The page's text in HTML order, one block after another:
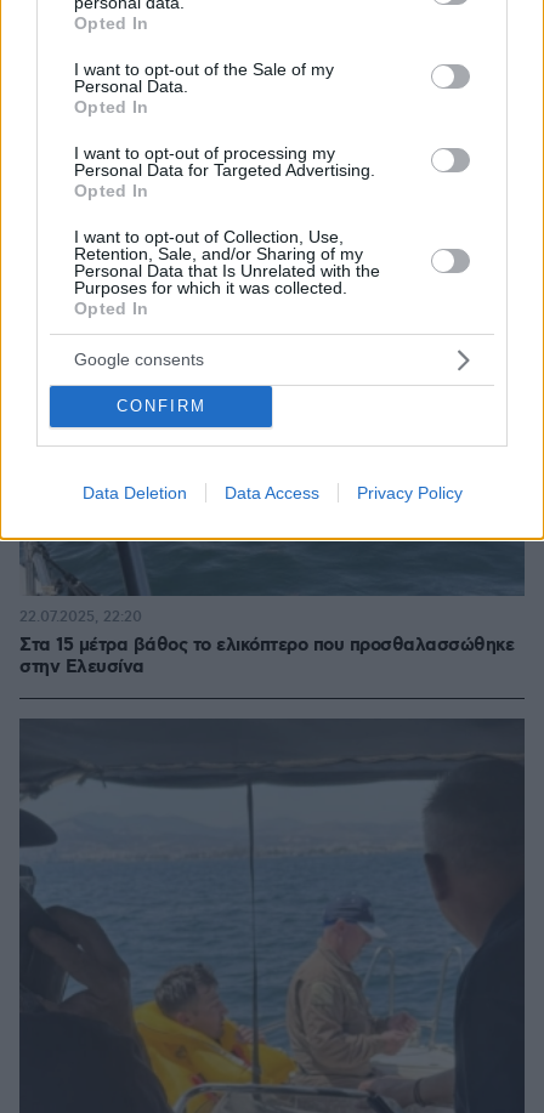
grant or deny consent to Google and its third-party tags to
use your data for below specified purposes in below Google
consent section.
Opted In
I want to opt-out of the Sale of my
Personal Data.
Opted In
I want to opt-out of processing my
Personal Data for Targeted Advertising.
Opted In
I want to opt-out of Collection, Use,
Retention, Sale, and/or Sharing of my
Personal Data that Is Unrelated with the
Purposes for which it was collected.
Opted In
Google consents
CONFIRM
Data Deletion Data Access Privacy Policy
Εκτός θάλασσας το ελικόπτερο που προσθαλασσώθηκε
στην Ελευσίνα - Βίντεο από την επιχείρηση ανέλκυσης
Στα 15 μέτρα βάθος το ελικόπτερο που προσθαλασσώθηκε
στην Ελευσίνα
22.07.2025, 22:20